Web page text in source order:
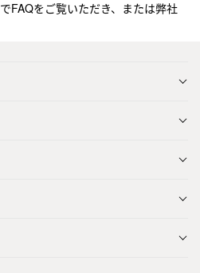
でFAQをご覧いただき、または弊社